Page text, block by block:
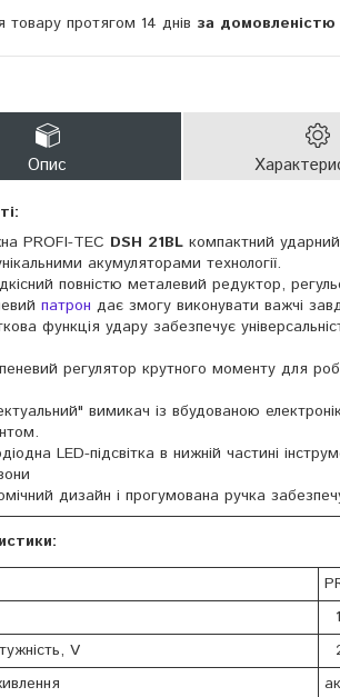
товару протягом 14 днів за домовленістю
Опис
PROFI-TEC DSH 21BL компактний
акумуляторами технології.
повністю металевий редуктор,
патрон дає змогу виконувати важчі
функція удару забезпечує
регулятор крутного моменту для
вимикач із вбудованою
LED-підсвітка в нижній частині
дизайн і прогумована ручка
V